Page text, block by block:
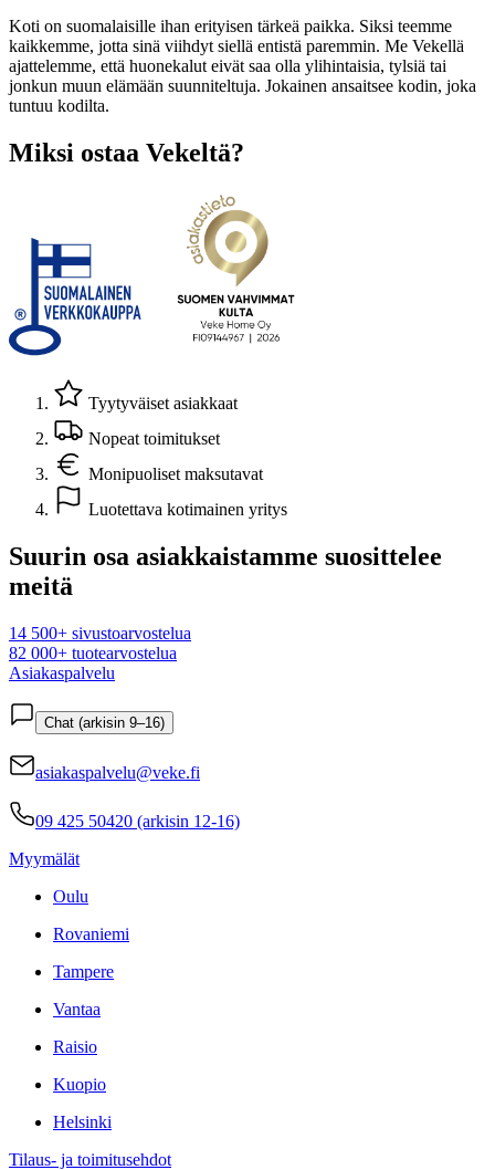
Koti on suomalaisille ihan erityisen tärkeä paikka. Siksi teemme
kaikkemme, jotta sinä viihdyt siellä entistä paremmin. Me Vekellä
ajattelemme, että huonekalut eivät saa olla ylihintaisia, tylsiä tai
jonkun muun elämään suunniteltuja. Jokainen ansaitsee kodin, joka
tuntuu kodilta.
Miksi ostaa Vekeltä?
Tyytyväiset asiakkaat
Nopeat toimitukset
Monipuoliset maksutavat
Luotettava kotimainen yritys
Suurin osa asiakkaistamme suosittelee
meitä
14 500+ sivustoarvostelua
82 000+ tuotearvostelua
Asiakaspalvelu
Chat (arkisin 9–16)
asiakaspalvelu@veke.fi
09 425 50420 (arkisin 12-16)
Myymälät
Oulu
Rovaniemi
Tampere
Vantaa
Raisio
Kuopio
Helsinki
Tilaus- ja toimitusehdot